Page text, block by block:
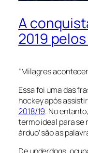
A
2019
“Milagres
Essa foi uma das
hockey após
2018/19. No
termo ideal para se
árduo’ são as